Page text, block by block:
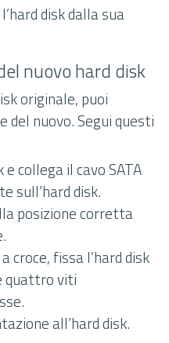
disk dalla sua
nuovo hard disk
originale, puoi
del nuovo. Segui questi
collega il cavo SATA
sull’hard disk.
posizione corretta
croce, fissa l’hard disk
quattro viti
all’hard disk.